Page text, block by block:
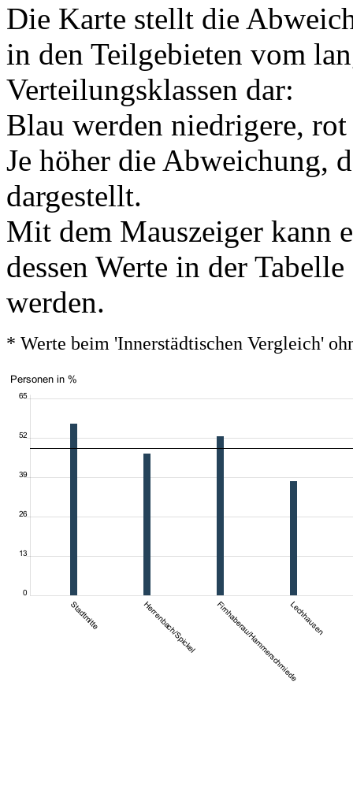
Die Karte stellt die
in den Teilgebieten vom
Verteilungsklassen dar:
Blau werden niedrigere,
Je höher die Abweichung,
dargestellt.
Mit dem Mauszeiger kann
dessen Werte in der
werden.
* Werte beim 'Innerstädtischen Vergleich'